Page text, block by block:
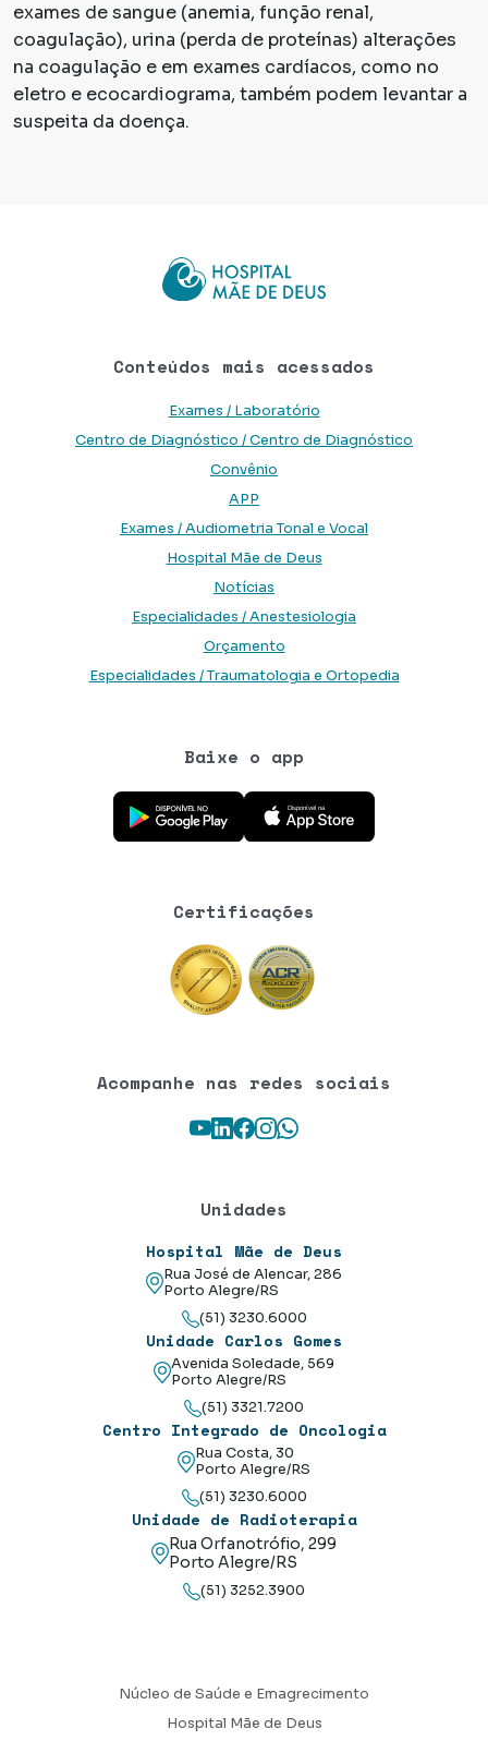
exames de sangue (anemia, função renal,
coagulação), urina (perda de proteínas) alterações
na coagulação e em exames cardíacos, como no
eletro e ecocardiograma, também podem levantar a
suspeita da doença.
Conteúdos mais acessados
Exames / Laboratório
Centro de Diagnóstico / Centro de Diagnóstico
Convênio
APP
Exames / Audiometria Tonal e Vocal
Hospital Mãe de Deus
Notícias
Especialidades / Anestesiologia
Orçamento
Especialidades / Traumatologia e Ortopedia
Baixe o app
Baixe o aplicativo na Google Play Store
Baixe o aplicativo na App Store
Certificações
Acompanhe nas redes sociais
Youtube
LinkedIn
Facebook
Instagram
WhatsApp
Unidades
Hospital Mãe de Deus
Rua José de Alencar, 286
Porto Alegre/RS
(51) 3230.6000
Unidade Carlos Gomes
Avenida Soledade, 569
Porto Alegre/RS
(51) 3321.7200
Centro Integrado de Oncologia
Rua Costa, 30
Porto Alegre/RS
(51) 3230.6000
Unidade de Radioterapia
Rua Orfanotrófio, 299
Porto Alegre/RS
(51) 3252.3900
Núcleo de Saúde e Emagrecimento
Hospital Mãe de Deus